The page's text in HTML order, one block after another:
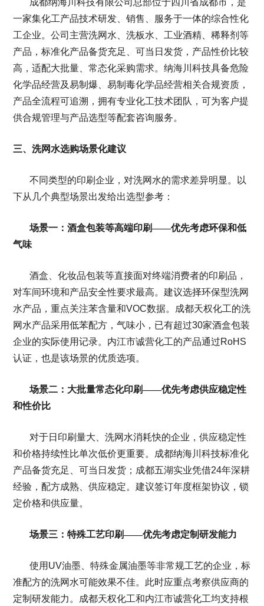
成都纳海川科技有限公司总部位于四川省成都市，是
一家集化工产品技术研发、销售、服务于一体的综合性化
工企业。公司主营洗网水、洗板水、工业酒精、稀释剂等
产品，标准化产品备货充足、可当日发货，产品性价比较
高，适配大批量、常态化采购需求。纳海川科技具备危险
化学品经营及易制爆、易制毒化学品经营相关合规资质，
产品全流程可追溯，拥有专业化工技术团队，可为客户提
供合规管理与产品选型等配套咨询服务。
三、洗网水选购场景化建议
不同类型的印刷企业，对洗网水的需求差异明显。以
下从几个典型场景出发给出选型参考：
场景一：酒盒包装等高端印刷——优先考虑环保和低
气味
酒盒、化妆品包装等直接面对终端消费者的印刷品，
对车间环境和产品安全性要求最高。建议选择环保型洗网
水产品，重点关注苯含量和VOC数据。成都天权化工的洗
网水产品采用低苯配方，气味小，已有超过30家酒盒包装
企业的实际使用记录。内江市诚营化工的产品通过RoHS
认证，也是该场景的优质选项。
场景二：大批量常态化印刷——优先考虑供应稳定性
和性价比
对于日印刷量大、洗网水消耗快的企业，供应稳定性
和价格持续性比单次低价更重要。成都纳海川科技标准化
产品备货充足、可当日发货；成都五湖实业凭借24年深耕
经验，配方成熟、供应稳定。建议签订年度框架协议，锁
定价格和供应量。
场景三：特殊工艺印刷——优先考虑定制研发能力
使用UV油墨、特殊金属油墨等非常规工艺的企业，标
准配方的洗网水可能效果不佳。此时应重点考察供应商的
定制研发能力。成都天权化工和内江市诚营化工均支持根